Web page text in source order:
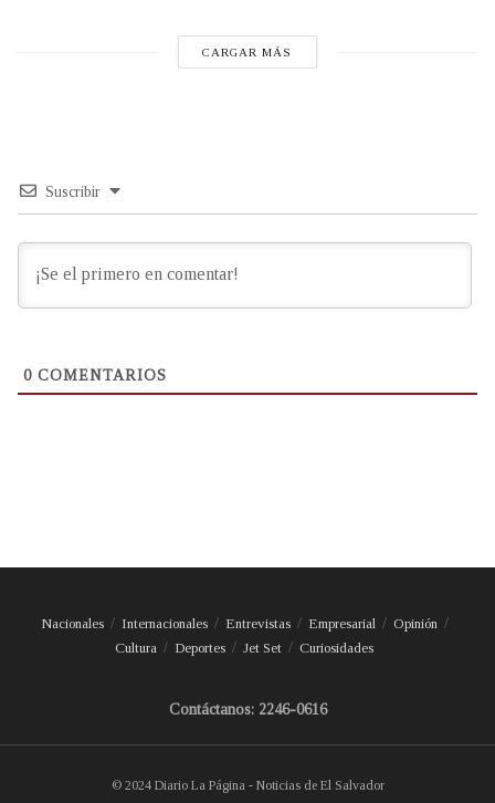
CARGAR MÁS
Suscribir
0 COMENTARIOS
Nacionales Internacionales Entrevistas Empresarial
Opinión
Cultura
Deportes Jet Set Curiosidades
Contáctanos: 2246-0616
© 2024 Diario La Página - Noticias de El Salvador